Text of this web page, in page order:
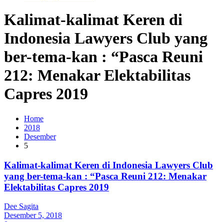
Kalimat-kalimat Keren di
Indonesia Lawyers Club yang
ber-tema-kan : “Pasca Reuni
212: Menakar Elektabilitas
Capres 2019
Home
2018
Desember
5
Kalimat-kalimat Keren di Indonesia Lawyers Club
yang ber-tema-kan : “Pasca Reuni 212: Menakar
Elektabilitas Capres 2019
Dee Sagita
Desember 5, 2018